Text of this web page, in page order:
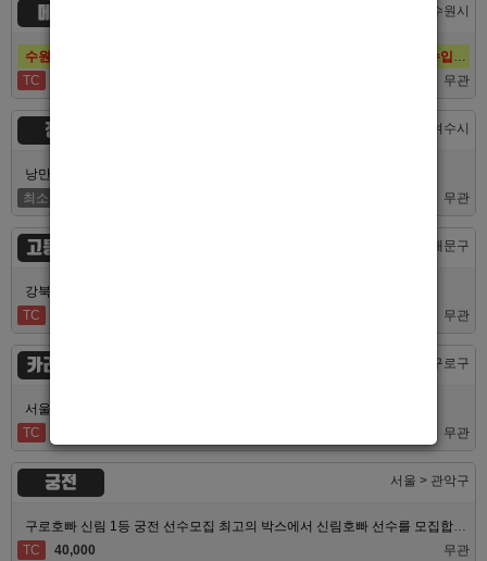
메이드 경기 > 수원시
TC
무관
정원 전남 > 여수시
낭만의 도시 여수남보도 호빠알바 해보실분 모집합니다 최고대우보장
최소
무관
고등어노래방 서울 > 동대문구
강북 1등 신세계 장안동호빠 알바모집합니다 동대문호빠
TC
무관
카라노래빠 서울 > 구로구
서울남부 초저녘 초이스 독점가게! 퇴근시간 자유, 식사제공, 무찡!
TC
무관
궁전 서울 > 관악구
TC
40,000 무관